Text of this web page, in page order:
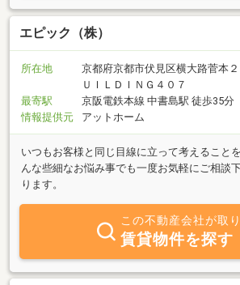
エピック（株）
所在地
京都府京都市伏見区横大路菅本
ＵＩＬＤＩＮＧ４０７
最寄駅
京阪電鉄本線 中書島駅 徒歩35分
情報提供元
アットホーム
いつもお客様と同じ目線に立って考えること
んな些細なお悩み事でも一度お気軽にご相談
ります。
この不動産会社が取
賃貸物件を探す